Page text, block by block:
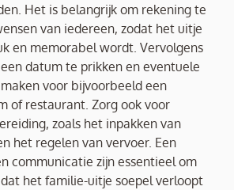
Het is belangrijk om rekening te
van iedereen, zodat het uitje
en memorabel wordt. Vervolgens
datum te prikken en eventuele
voor bijvoorbeeld een
of restaurant. Zorg ook voor
zoals het inpakken van
het regelen van vervoer. Een
communicatie zijn essentieel om
het familie-uitje soepel verloopt